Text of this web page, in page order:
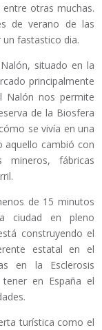
otras muchas.
de verano de las
fastastico dia.
situado en la
principalmente
Nalón nos permite
de la Biosfera
se vivía en una
aquello cambió con
mineros, fábricas
de 15 minutos
ciudad en pleno
construyendo el
estatal en el
en la Esclerosis
en España el
turística como el